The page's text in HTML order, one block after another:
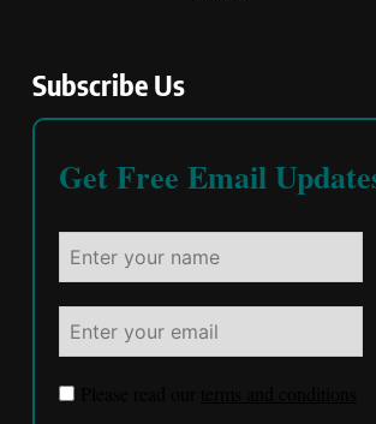
Subscribe Us
Get Free Email